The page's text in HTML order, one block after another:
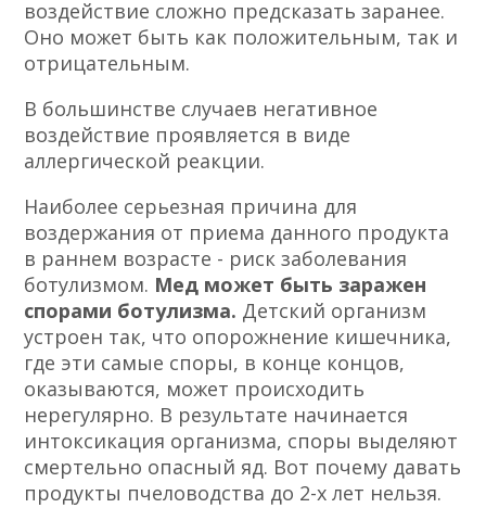
воздействие сложно предсказать заранее.
Оно может быть как положительным, так и
отрицательным.
В большинстве случаев негативное
воздействие проявляется в виде
аллергической реакции.
Наиболее серьезная причина для
воздержания от приема данного продукта
в раннем возрасте - риск заболевания
ботулизмом. Мед может быть заражен
спорами ботулизма. Детский организм
устроен так, что опорожнение кишечника,
где эти самые споры, в конце концов,
оказываются, может происходить
нерегулярно. В результате начинается
интоксикация организма, споры выделяют
смертельно опасный яд. Вот почему давать
продукты пчеловодства до 2-х лет нельзя.